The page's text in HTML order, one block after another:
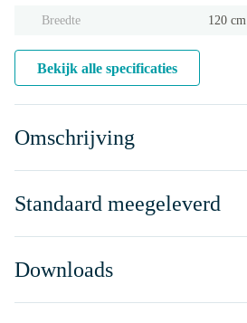
Breedte 120 cm
Bekijk alle specificaties
Omschrijving
Standaard meegeleverd
Downloads